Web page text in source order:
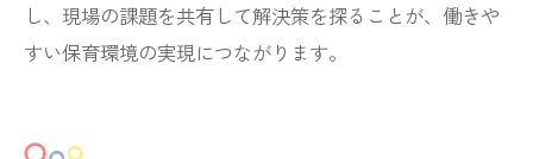
し、現場の課題を共有して解決策を探ることが、働きや
すい保育環境の実現につながります。